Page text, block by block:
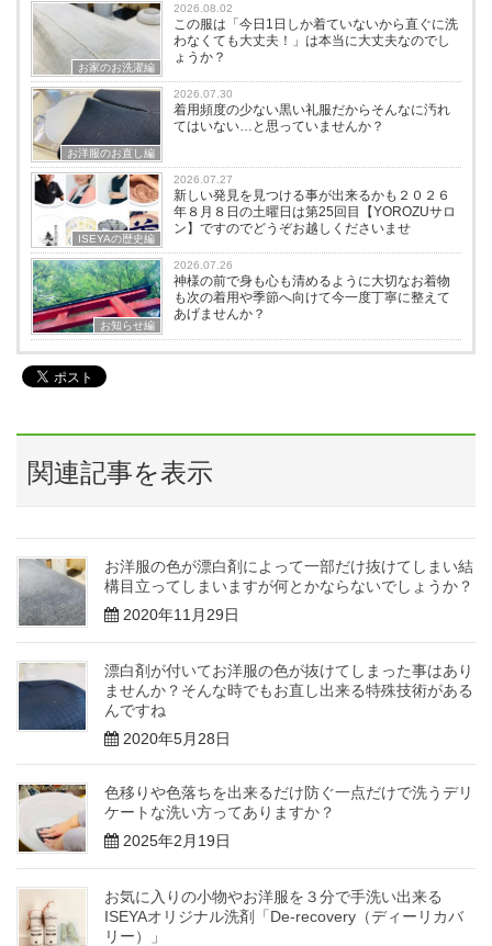
お家のお洗濯編
2026.08.02
この服は「今日1日しか着ていないから直ぐに洗
わなくても大丈夫！」は本当に大丈夫なのでし
ょうか？
お洋服のお直し編
2026.07.30
着用頻度の少ない黒い礼服だからそんなに汚れ
てはいない…と思っていませんか？
ISEYAの歴史編
2026.07.27
新しい発見を見つける事が出来るかも２０２６
年８月８日の土曜日は第25回目【YOROZUサロ
ン】ですのでどうぞお越しくださいませ
お知らせ編
2026.07.26
神様の前で身も心も清めるように大切なお着物
も次の着用や季節へ向けて今一度丁寧に整えて
あげませんか？
関連記事を表示
お洋服の色が漂白剤によって一部だけ抜けてしまい結
構目立ってしまいますが何とかならないでしょうか？
2020年11月29日
漂白剤が付いてお洋服の色が抜けてしまった事はあり
ませんか？そんな時でもお直し出来る特殊技術がある
んですね
2020年5月28日
色移りや色落ちを出来るだけ防ぐ一点だけで洗うデリ
ケートな洗い方ってありますか？
2025年2月19日
お気に入りの小物やお洋服を３分で手洗い出来る
ISEYAオリジナル洗剤「De-recovery（ディーリカバ
リー）」